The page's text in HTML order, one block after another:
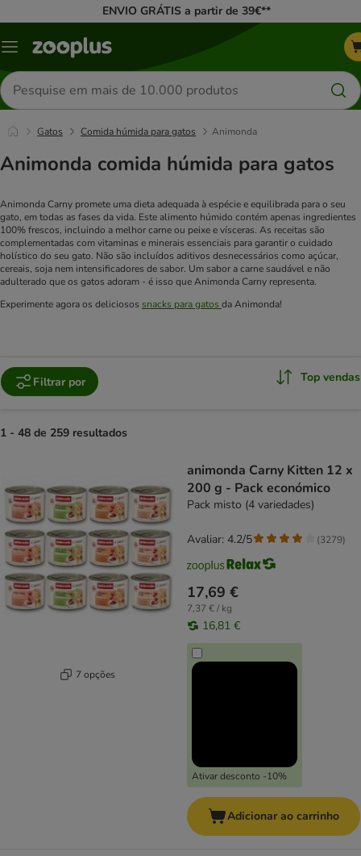
ENVIO GRÁTIS a partir de 39€**
Menu
Pesquisar
produtos
Gatos Comida húmida para gatos Animonda
Animonda comida húmida para gatos
Animonda Carny promete uma dieta adequada à espécie e equilibrada para o seu
gato, em todas as fases da vida. Este alimento húmido contém apenas ingredientes
100% frescos, incluindo a melhor carne ou peixe e vísceras. As receitas são
complementadas com vitaminas e minerais essenciais para garantir o cuidado
holístico do seu gato. Não são incluídos aditivos desnecessários como açúcar,
cereais, soja nem intensificadores de sabor. Um sabor a carne saudável e não
adulterado que os gatos adoram - é isso que Animonda Carny representa.
Experimente agora os deliciosos snacks para gatos da Animonda!
Filtrar por Top vendas
1 - 48 de 259 resultados
7 opções
animonda Carny Kitten 12 x
200 g - Pack económico
Pack misto (4 variedades)
17,69 €
7,37 € / kg
16,81 €
Ativar desconto -10%
Avaliar: 4.2/5 (3279)
Adicionar ao carrinho